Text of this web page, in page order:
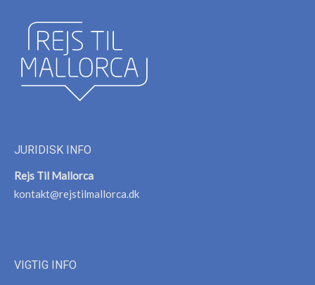
JURIDISK INFO
Rejs Til Mallorca
kontakt@rejstilmallorca.dk
VIGTIG INFO